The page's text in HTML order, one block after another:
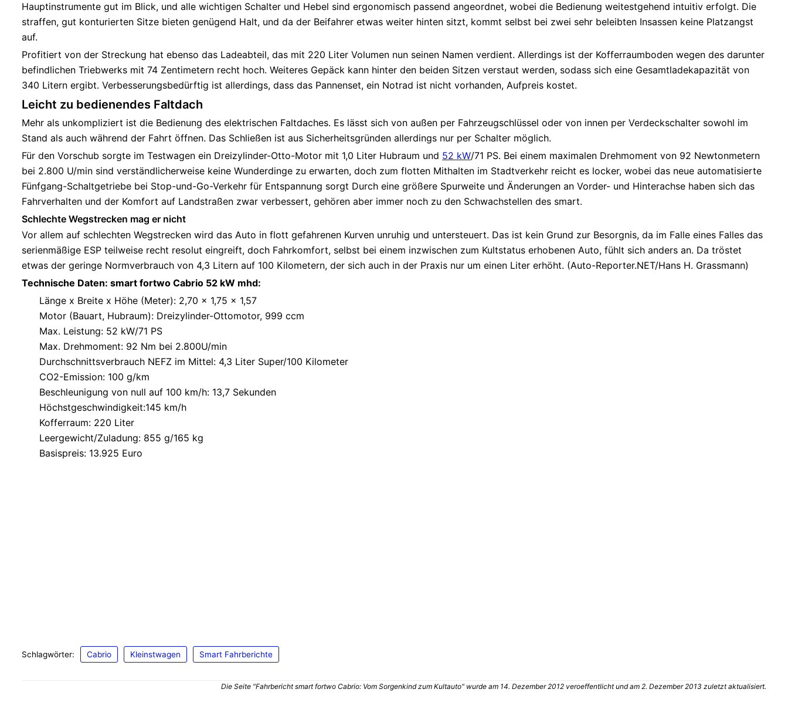
Hauptinstrumente gut im Blick, und alle wichtigen Schalter und Hebel sind ergonomisch passend angeordnet, wobei die Bedienung weitestgehend intuitiv erfolgt. Die
straffen, gut konturierten Sitze bieten genügend Halt, und da der Beifahrer etwas weiter hinten sitzt, kommt selbst bei zwei sehr beleibten Insassen keine Platzangst
auf.
Profitiert von der Streckung hat ebenso das Ladeabteil, das mit 220 Liter Volumen nun seinen Namen verdient. Allerdings ist der Kofferraumboden wegen des darunter
befindlichen Triebwerks mit 74 Zentimetern recht hoch. Weiteres Gepäck kann hinter den beiden Sitzen verstaut werden, sodass sich eine Gesamtladekapazität von
340 Litern ergibt. Verbesserungsbedürftig ist allerdings, dass das Pannenset, ein Notrad ist nicht vorhanden, Aufpreis kostet.
Leicht zu bedienendes Faltdach
Mehr als unkompliziert ist die Bedienung des elektrischen Faltdaches. Es lässt sich von außen per Fahrzeugschlüssel oder von innen per Verdeckschalter sowohl im
Stand als auch während der Fahrt öffnen. Das Schließen ist aus Sicherheitsgründen allerdings nur per Schalter möglich.
Für den Vorschub sorgte im Testwagen ein Dreizylinder-Otto-Motor mit 1,0 Liter Hubraum und 52 kW/71 PS. Bei einem maximalen Drehmoment von 92 Newtonmetern
bei 2.800 U/min sind verständlicherweise keine Wunderdinge zu erwarten, doch zum flotten Mithalten im Stadtverkehr reicht es locker, wobei das neue automatisierte
Fünfgang-Schaltgetriebe bei Stop-und-Go-Verkehr für Entspannung sorgt Durch eine größere Spurweite und Änderungen an Vorder- und Hinterachse haben sich das
Fahrverhalten und der Komfort auf Landstraßen zwar verbessert, gehören aber immer noch zu den Schwachstellen des smart.
Schlechte Wegstrecken mag er nicht
Vor allem auf schlechten Wegstrecken wird das Auto in flott gefahrenen Kurven unruhig und untersteuert. Das ist kein Grund zur Besorgnis, da im Falle eines Falles das
serienmäßige ESP teilweise recht resolut eingreift, doch Fahrkomfort, selbst bei einem inzwischen zum Kultstatus erhobenen Auto, fühlt sich anders an. Da tröstet
etwas der geringe Normverbrauch von 4,3 Litern auf 100 Kilometern, der sich auch in der Praxis nur um einen Liter erhöht. (Auto-Reporter.NET/Hans H. Grassmann)
Technische Daten: smart fortwo Cabrio 52 kW mhd:
Länge x Breite x Höhe (Meter): 2,70 x 1,75 x 1,57
Motor (Bauart, Hubraum): Dreizylinder-Ottomotor, 999 ccm
Max. Leistung: 52 kW/71 PS
Max. Drehmoment: 92 Nm bei 2.800U/min
Durchschnittsverbrauch NEFZ im Mittel: 4,3 Liter Super/100 Kilometer
CO2-Emission: 100 g/km
Beschleunigung von null auf 100 km/h: 13,7 Sekunden
Höchstgeschwindigkeit:145 km/h
Kofferraum: 220 Liter
Leergewicht/Zuladung: 855 g/165 kg
Basispreis: 13.925 Euro
Schlagwörter: Cabrio Kleinstwagen Smart Fahrberichte
Die Seite "Fahrbericht smart fortwo Cabrio: Vom Sorgenkind zum Kultauto" wurde am 14. Dezember 2012 veroeffentlicht und am 2. Dezember 2013 zuletzt aktualisiert.